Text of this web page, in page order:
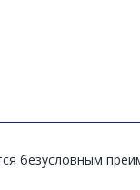
безусловным